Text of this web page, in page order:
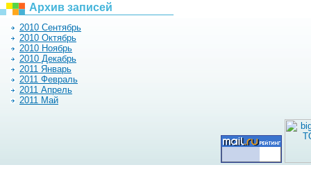
Архив записей
2010 Сентябрь
2010 Октябрь
2010 Ноябрь
2010 Декабрь
2011 Январь
2011 Февраль
2011 Апрель
2011 Май